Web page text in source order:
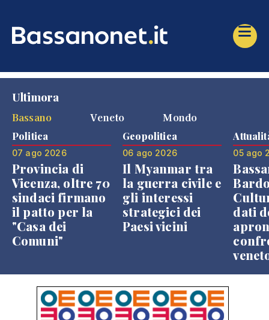
Ultimora
Bassano
Veneto Mondo
Politica
07 ago 2026
Provincia di
Vicenza, oltre 70
sindaci firmano
il patto per la
"Casa dei
Comuni"
Geopolitica
06 ago 2026
Il Myanmar tra
la guerra civile e
gli interessi
strategici dei
Paesi vicini
05 ago
dati